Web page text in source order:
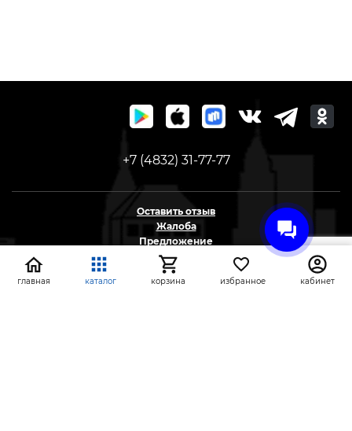
+7 (4832) 31-77-77
Оставить отзыв
Жалоба
Предложение
На информационном ресурсе применяются
рекомендательные технологии
главная каталог корзина избранное кабинет